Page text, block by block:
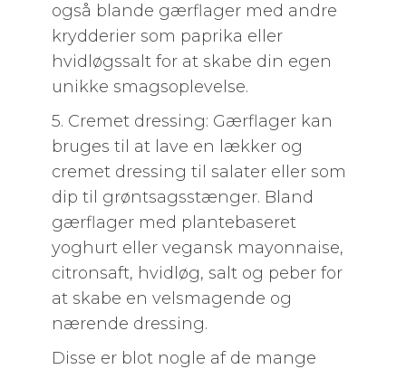
også blande gærflager med andre
krydderier som paprika eller
hvidløgssalt for at skabe din egen
unikke smagsoplevelse.
5. Cremet dressing: Gærflager kan
bruges til at lave en lækker og
cremet dressing til salater eller som
dip til grøntsagsstænger. Bland
gærflager med plantebaseret
yoghurt eller vegansk mayonnaise,
citronsaft, hvidløg, salt og peber for
at skabe en velsmagende og
nærende dressing.
Disse er blot nogle af de mange